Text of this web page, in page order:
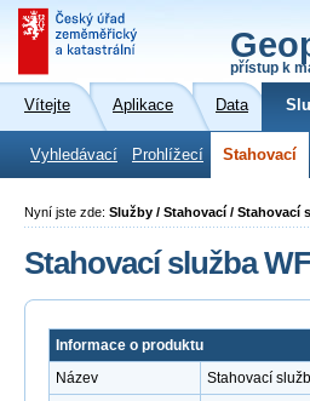
přístup k
Vítejte Aplikace Data
Vyhledávací Prohlížecí Stahovací
Nyní jste zde: Služby / Stahovací / Stahovací
Stahovací služba
Informace o produktu
Název
Stahovací